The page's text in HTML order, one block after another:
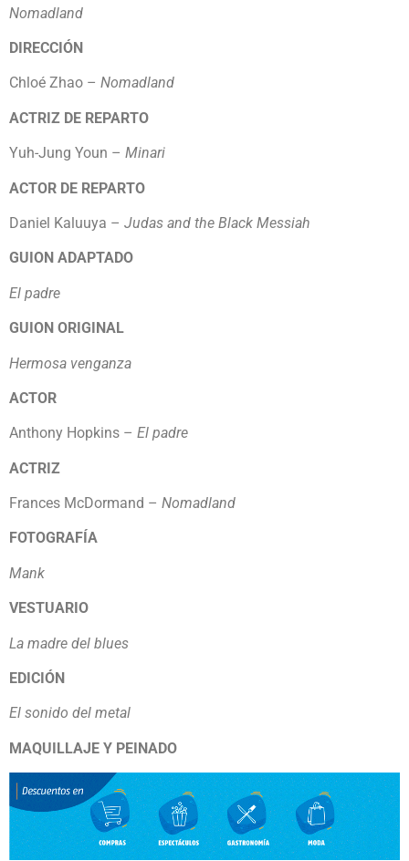
Nomadland
DIRECCIÓN
Chloé Zhao – Nomadland
ACTRIZ DE REPARTO
Yuh-Jung Youn – Minari
ACTOR DE REPARTO
Daniel Kaluuya – Judas and the Black Messiah
GUION ADAPTADO
El padre
GUION ORIGINAL
Hermosa venganza
ACTOR
Anthony Hopkins – El padre
ACTRIZ
Frances McDormand – Nomadland
FOTOGRAFÍA
Mank
VESTUARIO
La madre del blues
EDICIÓN
El sonido del metal
MAQUILLAJE Y PEINADO